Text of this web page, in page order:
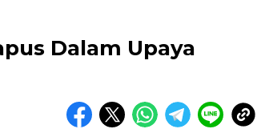
Dalam Upaya